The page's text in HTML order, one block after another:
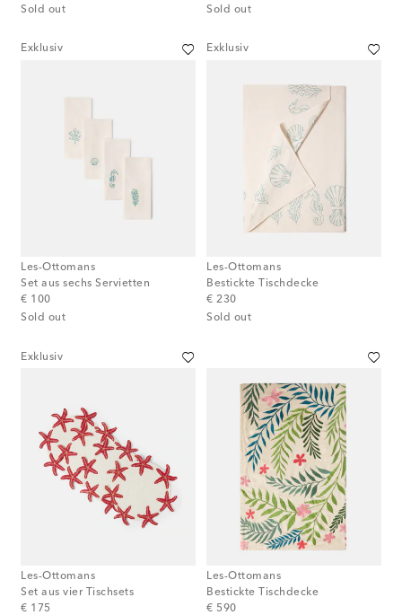
Sold out Sold out
Exklusiv
Les-Ottomans
Set aus sechs Servietten
€ 100
original price
Sold out
Exklusiv
Les-Ottomans
Bestickte Tischdecke
€ 230
original price
Sold out
Exklusiv
Les-Ottomans
Set aus vier Tischsets
€ 175
original price
Les-Ottomans
Bestickte Tischdecke
€ 590
original price